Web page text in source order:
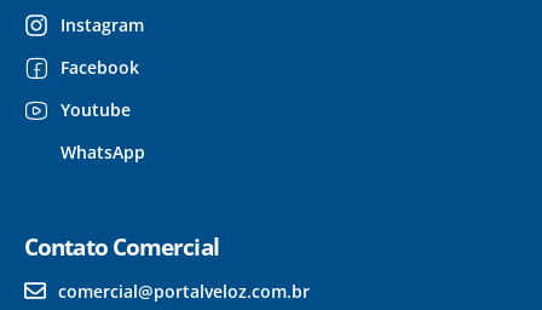
Instagram
Facebook
Youtube
WhatsApp
Contato Comercial
comercial@portalveloz.com.br